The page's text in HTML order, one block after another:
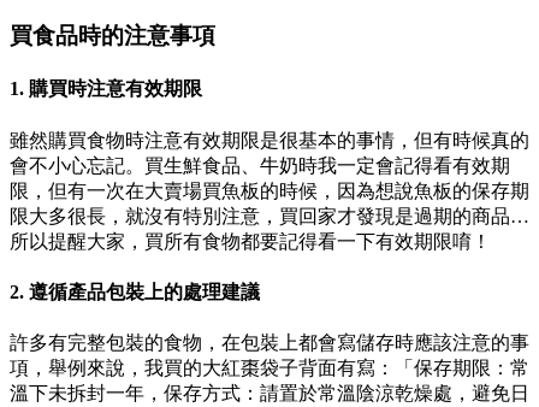
買食品時的注意事項
1. 購買時注意有效期限
雖然購買食物時注意有效期限是很基本的事情，但有時候真的
會不小心忘記。買生鮮食品、牛奶時我一定會記得看有效期
限，但有一次在大賣場買魚板的時候，因為想說魚板的保存期
限大多很長，就沒有特別注意，買回家才發現是過期的商品…
所以提醒大家，買所有食物都要記得看一下有效期限唷！
2. 遵循產品包裝上的處理建議
許多有完整包裝的食物，在包裝上都會寫儲存時應該注意的事
項，舉例來說，我買的大紅棗袋子背面有寫：「保存期限：常
溫下未拆封一年，保存方式：請置於常溫陰涼乾燥處，避免日